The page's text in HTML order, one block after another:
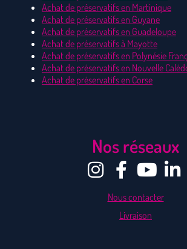
Achat de préservatifs en Martinique
Achat de préservatifs en Guyane
Achat de préservatifs en Guadeloupe
Achat de préservatifs à Mayotte
Achat de préservatifs en Polynésie
Achat de préservatifs en Nouvelle
Achat de préservatifs en Corse
Nos réseaux
Nous contacter
Livraison